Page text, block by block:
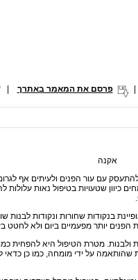
פרסם את המאמר באתרך |
אקנה
עם עור הפנים ולעיתים אף
כיוון שטעויות בטיפול נאות עלולות
בנקודות שחורות ונקודות לבנות
יותר מפעמיים ביום ולא לחטט
ולבנות. מטרת הטיפול היא להפחית
שהותאמה על ידי מומחה, כמו כן